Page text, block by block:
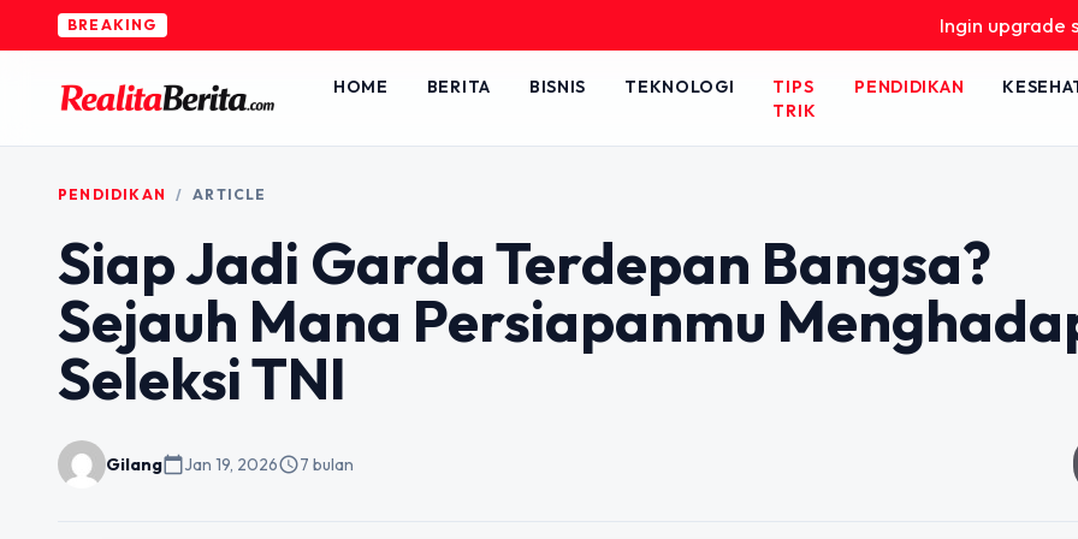
BREAKING Ingin upgrade skill tanpa
HOME BERITA BISNIS TEKNOLOGI
TIPS
TRIK
PENDIDIKAN
PENDIDIKAN / ARTICLE
Siap Jadi Garda Terdepan Bangsa?
Sejauh Mana Persiapanmu
Seleksi TNI
Gilangcalendar_todayJan 19, 2026schedule7 bulan